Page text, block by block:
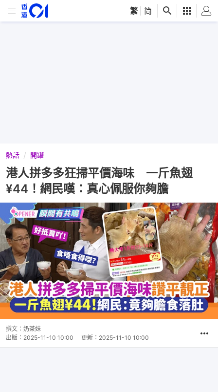
繁 简
熱話 開罐
港人拼多多狂掃平價海味 一斤魚翅
¥44！網民嘆：真心佩服你夠膽
撰文： 奶茶妹
出版： 2025-11-10 10:00 更新： 2025-11-10 10:00